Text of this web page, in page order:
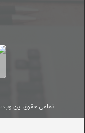
تمامی حقوق این وب